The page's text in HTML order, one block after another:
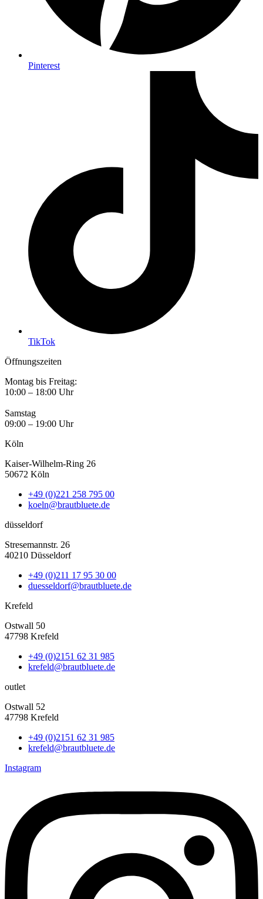
Pinterest
TikTok
Öffnungszeiten
Montag bis Freitag:
10:00 – 18:00 Uhr
Samstag
09:00 – 19:00 Uhr
Köln
Kaiser-Wilhelm-Ring 26
50672 Köln
+49 (0)221 258 795 00
koeln@brautbluete.de
düsseldorf
Stresemannstr. 26
40210 Düsseldorf
+49 (0)211 17 95 30 00
duesseldorf@brautbluete.de
Krefeld
Ostwall 50
47798 Krefeld
+49 (0)2151 62 31 985
krefeld@brautbluete.de
outlet
Ostwall 52
47798 Krefeld
+49 (0)2151 62 31 985
krefeld@brautbluete.de
Instagram